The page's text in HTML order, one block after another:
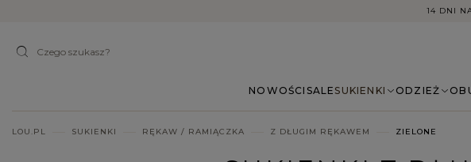
14 DNI
NOWOŚCI SALE SUKIENKI ODZIEŻ
LOU.PL SUKIENKI RĘKAW / RAMIĄCZKA Z DŁUGIM RĘKAWEM ZIELONE